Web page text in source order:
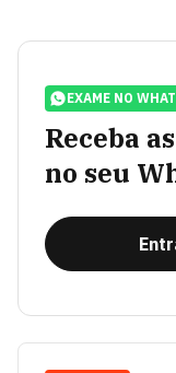
EXAME NO
Receba
no seu